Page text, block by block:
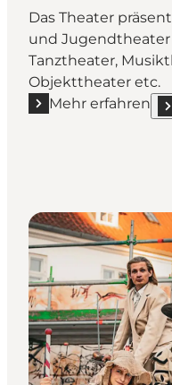
Das Theater
und Jugendtheater
Tanztheater,
Objekttheater etc.
Mehr erfahren
Mehr erfahren